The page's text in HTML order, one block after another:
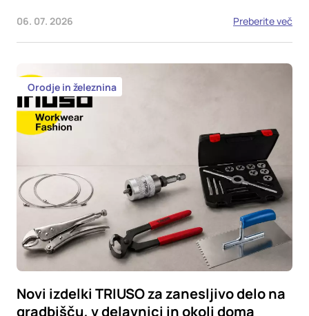
06. 07. 2026 Preberite več
Orodje in železnina
Novi izdelki TRIUSO za zanesljivo delo na
gradbišču, v delavnici in okoli doma